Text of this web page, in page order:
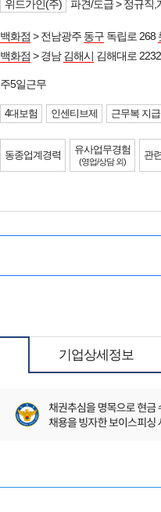
위드가인(주) 파견/도급 > 정규직,
백화점 > 전남광주 동구 독립로 268
백화점 > 경남김해시 김해대로 2232
주5일근무
4대보험 인센티브제 근무복 지급
동종업계경력 유사업무경험
(영업/상담 외)
관
기업상세정보